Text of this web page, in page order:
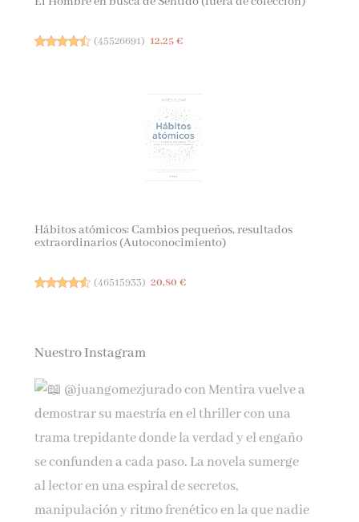
(45526691) 12,25 €
Hábitos atómicos: Cambios pequeños, resultados
extraordinarios (Autoconocimiento)
(46515933) 20,80 €
Nuestro Instagram